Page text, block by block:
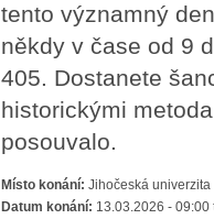
tento významný
někdy v čase od 9
405. Dostanete
historickými
posouvalo.
Místo konání: Jihočeská
Datum konání: 13.03.2026 - 09:00